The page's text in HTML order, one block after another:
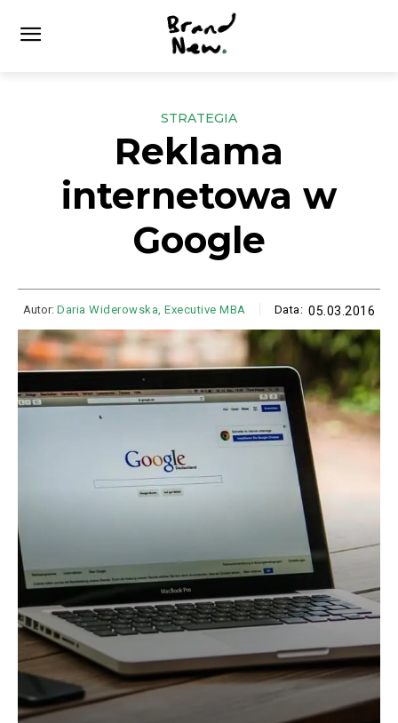
STRATEGIA
Reklama
internetowa w
Google
Autor: Daria Widerowska, Executive MBA Data: 05.03.2016